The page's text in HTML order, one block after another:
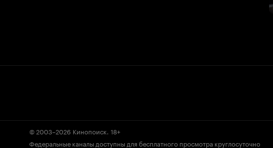
© 2003–2026 Кинопоиск. 18+
Федеральные каналы доступны для бесплатного просмотра круглосуточно